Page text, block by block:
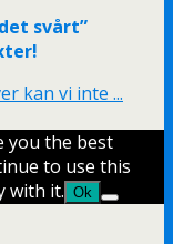
svårt”
kan vi inte ...
you the best
to use this
with it. Ok